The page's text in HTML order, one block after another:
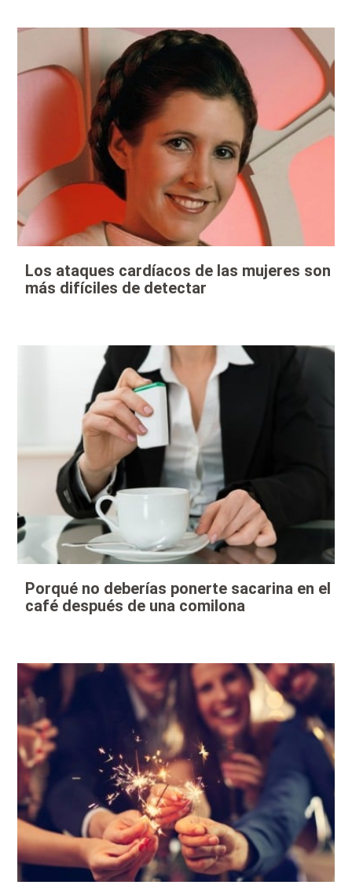
Los ataques cardíacos de las mujeres son
más difíciles de detectar
Porqué no deberías ponerte sacarina en el
café después de una comilona